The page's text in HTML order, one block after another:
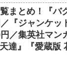
まとめ！『バ
『ジャンケッ
／集英社マ
達』『愛蔵版